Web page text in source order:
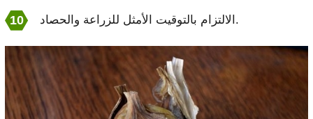
الالتزام بالتوقيت الأمثل للزراعة والحصاد.